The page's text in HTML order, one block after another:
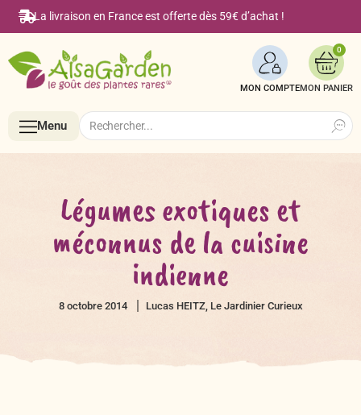
La livraison en France est offerte dès 59€ d’achat !
MON COMPTE
0
Menu
Accueil
Boutique en ligne
Search
for:
Légumes exotiques et
méconnus de la cuisine
indienne
8 octobre 2014 Lucas HEITZ, Le Jardinier Curieux